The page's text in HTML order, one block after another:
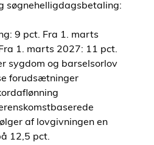
søgnehelligdagsbetaling:
9 pct. Fra 1. marts
1. marts 2027: 11 pct.
sygdom og barselsorlov
forudsætninger
af lovgivningen en
12,5 pct.